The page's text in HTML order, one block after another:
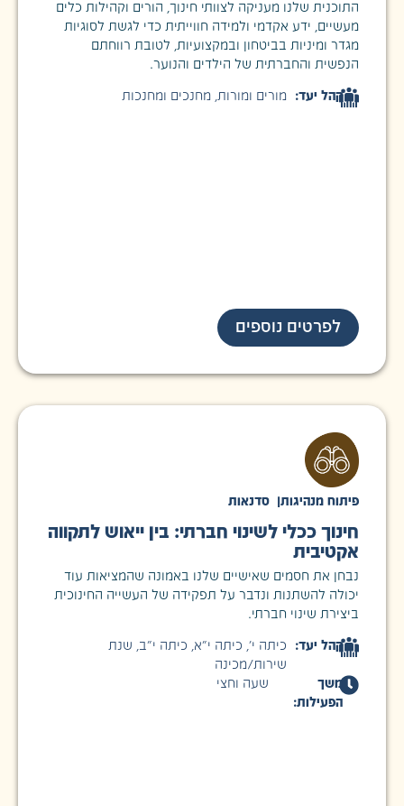
התוכנית שלנו מעניקה לצוותי חינוך, הורים וקהילות כלים
מעשיים, ידע אקדמי ולמידה חווייתית כדי לגשת לסוגיות
מגדר ומיניות בביטחון ובמקצועיות, לטובת רווחתם
הנפשית והחברתית של הילדים והנוער.
קהל יעד: מורים ומורות, מחנכים ומחנכות
לפרטים נוספים
פיתוח מנהיגות| סדנאות
חינוך ככלי לשינוי חברתי: בין ייאוש לתקווה
אקטיבית
נבחן את חסמים שאישיים שלנו באמונה שהמציאות עוד
יכולה להשתנות ונדבר על תפקידה של העשייה החינוכית
ביצירת שינוי חברתי.
קהל יעד: כיתה י׳, כיתה י״א, כיתה י״ב, שנת
שירות/מכינה
משך
הפעילות:
שעה וחצי